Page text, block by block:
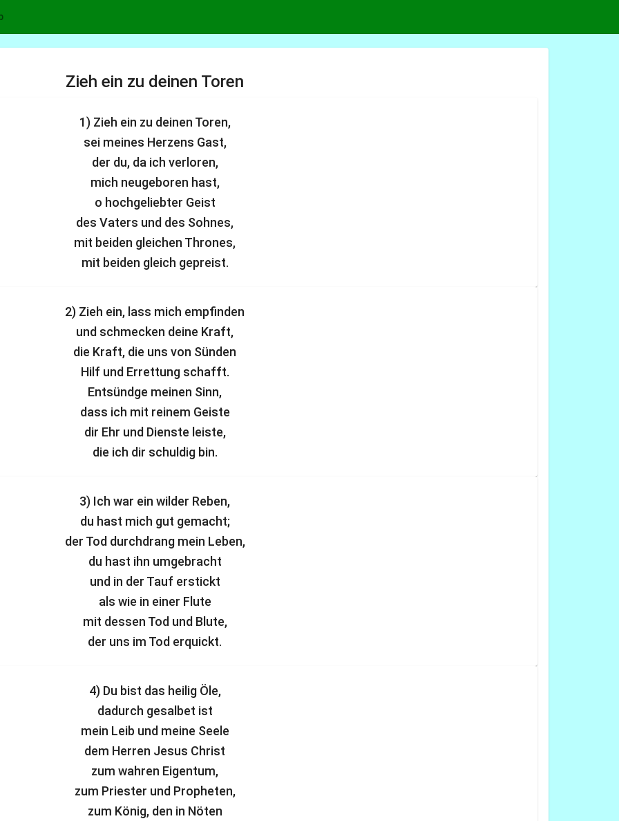
Zieh ein zu deinen Toren
1) Zieh ein zu deinen Toren,
sei meines Herzens Gast,
der du, da ich verloren,
mich neugeboren hast,
o hochgeliebter Geist
des Vaters und des Sohnes,
mit beiden gleichen Thrones,
mit beiden gleich gepreist.
2) Zieh ein, lass mich empfinden
und schmecken deine Kraft,
die Kraft, die uns von Sünden
Hilf und Errettung schafft.
Entsündge meinen Sinn,
dass ich mit reinem Geiste
dir Ehr und Dienste leiste,
die ich dir schuldig bin.
3) Ich war ein wilder Reben,
du hast mich gut gemacht;
der Tod durchdrang mein Leben,
du hast ihn umgebracht
und in der Tauf erstickt
als wie in einer Flute
mit dessen Tod und Blute,
der uns im Tod erquickt.
4) Du bist das heilig Öle,
dadurch gesalbet ist
mein Leib und meine Seele
dem Herren Jesus Christ
zum wahren Eigentum,
zum Priester und Propheten,
zum König, den in Nöten